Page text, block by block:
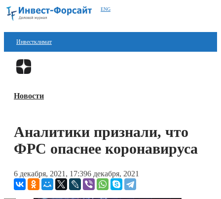
ENG
Инвестклимат
Финансы
Блокчейн
Книги
Новости
Аналитики признали, что
ФРС опаснее коронавируса
6 декабря, 2021, 17:396 декабря, 2021